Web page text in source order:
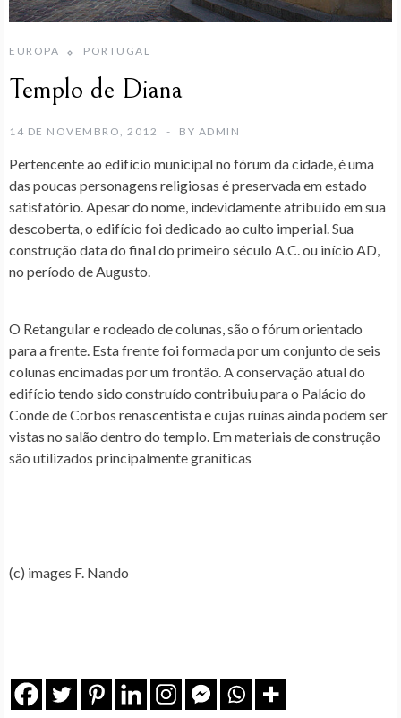
EUROPA PORTUGAL
Templo de Diana
14 DE NOVEMBRO, 2012 BY ADMIN
Pertencente ao edifício municipal no fórum da cidade, é uma
das poucas personagens religiosas é preservada em estado
satisfatório. Apesar do nome, indevidamente atribuído em sua
descoberta, o edifício foi dedicado ao culto imperial. Sua
construção data do final do primeiro século A.C. ou início AD,
no período de Augusto.
O Retangular e rodeado de colunas, são o fórum orientado
para a frente. Esta frente foi formada por um conjunto de seis
colunas encimadas por um frontão. A conservação atual do
edifício tendo sido construído contribuiu para o Palácio do
Conde de Corbos renascentista e cujas ruínas ainda podem ser
vistas no salão dentro do templo. Em materiais de construção
são utilizados principalmente graníticas
(c) images F. Nando